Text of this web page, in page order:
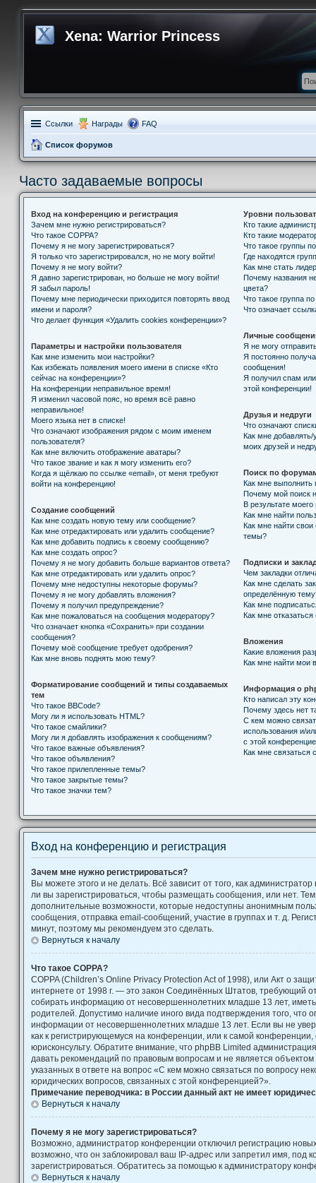
Xena: Warrior Princess
Ссылки Награды FAQ
Список форумов
Часто задаваемые вопросы
Вход на конференцию и регистрация
Зачем мне нужно регистрироваться?
Что такое COPPA?
Почему я не могу зарегистрироваться?
Я только что зарегистрировался, но не могу войти!
Почему я не могу войти?
Я давно зарегистрирован, но больше не могу войти!
Я забыл пароль!
Почему мне периодически приходится повторять ввод
имени и пароля?
Что делает функция «Удалить cookies конференции»?
Параметры и настройки пользователя
Как мне изменить мои настройки?
Как избежать появления моего имени в списке «Кто
сейчас на конференции»?
На конференции неправильное время!
Я изменил часовой пояс, но время всё равно
неправильное!
Моего языка нет в списке!
Что означают изображения рядом с моим именем
пользователя?
Как мне включить отображение аватары?
Что такое звание и как я могу изменить его?
Когда я щёлкаю по ссылке «email», от меня требуют
войти на конференцию!
Создание сообщений
Как мне создать новую тему или сообщение?
Как мне отредактировать или удалить сообщение?
Как мне добавить подпись к своему сообщению?
Как мне создать опрос?
Почему я не могу добавить больше вариантов ответа?
Как мне отредактировать или удалить опрос?
Почему мне недоступны некоторые форумы?
Почему я не могу добавлять вложения?
Почему я получил предупреждение?
Как мне пожаловаться на сообщения модератору?
Что означает кнопка «Сохранить» при создании
сообщения?
Почему моё сообщение требует одобрения?
Как мне вновь поднять мою тему?
Форматирование сообщений и типы создаваемых
тем
Что такое BBCode?
Могу ли я использовать HTML?
Что такое смайлики?
Могу ли я добавлять изображения к сообщениям?
Что такое важные объявления?
Что такое объявления?
Что такое прилепленные темы?
Что такое закрытые темы?
Что такое значки тем?
Уровни
Кто такие
Кто такие
Что такое группы
Где находятся
Как мне стать
Почему названия
цвета?
Что такое группа
Что означает
Личные
Я не могу
Я постоянно
сообщения!
Я получил спам или
этой конференции!
Друзья и недруги
Что означают
Как мне добавлять/
моих друзей и
Поиск по
Как мне
Почему мой поиск
В результате
Как мне найти
Как мне найти
темы?
Подписки и
Чем закладки
Как мне сделать
определённую
Как мне
Как мне отказаться
Вложения
Какие вложения
Как мне найти мои
Информация о
Кто написал эту
Почему здесь нет
С кем можно
использования и/
с этой
Как мне связаться
Вход на конференцию и регистрация
Зачем мне нужно регистрироваться?
Вы можете этого и не делать. Всё зависит от того, как
ли вы зарегистрироваться, чтобы размещать сообщения, или нет.
дополнительные возможности, которые недоступны анонимным
сообщения, отправка email-сообщений, участие в группах и т. д.
минут, поэтому мы рекомендуем это сделать.
Вернуться к началу
Что такое COPPA?
COPPA (Children’s Online Privacy Protection Act of 1998), или Акт о
интернете от 1998 г. — это закон Соединённых Штатов, требующий
собирать информацию от несовершеннолетних младше 13 лет, иметь
родителей. Допустимо наличие иного вида подтверждения того, что
информации от несовершеннолетних младше 13 лет. Если вы не
как к регистрирующемуся на конференции, или к самой
юрисконсульту. Обратите внимание, что phpBB Limited
давать рекомендаций по правовым вопросам и не является
указанных в ответе на вопрос «С кем можно связаться по вопросу
юридических вопросов, связанных с этой конференцией?».
Примечание переводчика: в России данный акт не имеет
Вернуться к началу
Почему я не могу зарегистрироваться?
Возможно, администратор конференции отключил регистрацию
возможно, что он заблокировал ваш IP-адрес или запретил имя, под
зарегистрироваться. Обратитесь за помощью к администратору
Вернуться к началу